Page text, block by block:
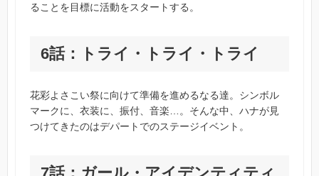
ることを目標に活動をスタートする。
6話：トライ・トライ・トライ
花彩よさこい祭に向けて準備を進めるなる達。シンボル
マークに、衣装に、振付、音楽…。そんな中、ハナが見
つけてきたのはデパートでのステージイベント。